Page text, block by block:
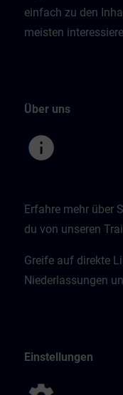
einfach zu den
meisten
Über uns
Erfahre mehr über
du von unseren
Greife auf direkte
Niederlassungen
Einstellungen